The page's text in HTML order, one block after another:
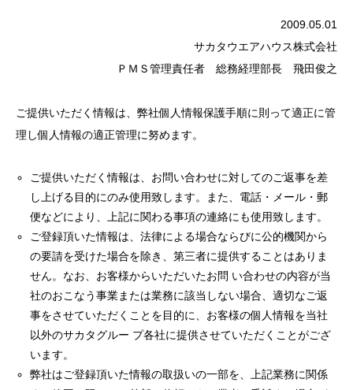
2009.05.01
サカタウエアハウス株式会社
ＰＭＳ管理責任者 総務経理部長 飛田俊之
ご提供いただく情報は、弊社個人情報保護手順に則って適正に管
理し個人情報の適正管理に努めます。
ご提供いただく情報は、お問い合わせに対してのご返事を差
し上げる目的にのみ使用致します。また、電話・メール・郵
便などにより、上記に関わる事項の連絡にも使用致します。
ご登録頂いた情報は、法律による場合ならびに公的機関から
の要請を受けた場合を除き、第三者に提供することはありま
せん。なお、お客様からいただいたお問 い合わせの内容が当
社のおこなう事業または業務に該当しない場合、適切なご返
事をさせていただくことを目的に、お客様の個人情報を当社
以外のサカタグルー プ各社に提供させていただくことがござ
います。
弊社はご登録頂いた情報の取扱いの一部を、上記業務に関係